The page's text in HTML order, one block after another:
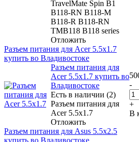
TravelMate Spin B1
B118-RN B118-M
B118-R B118-RN
TMB118 B118 series
Отложить
Разъем питания для Acer 5.5x1.7
купить во Владивостоке
Разъем питания для
Acer 5.5x1.7 купить во
Владивостоке
Есть в наличии (2)
Разъем питания для
Acer 5.5x1.7
Отложить
-
+
В
Разъем питания для Asus 5.5x2.5
купить во Владивостоке